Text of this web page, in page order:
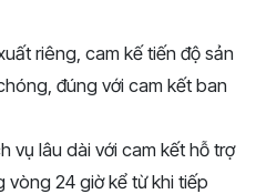
riêng, cam kế tiến độ sản
đúng với cam kết ban
vụ lâu dài với cam kết hỗ trợ
vòng 24 giờ kể từ khi tiếp